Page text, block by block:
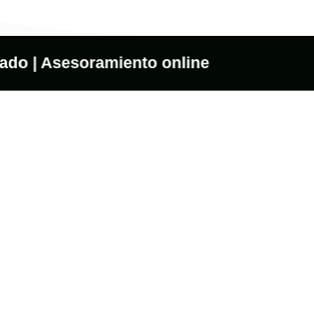
| Asesoramiento online